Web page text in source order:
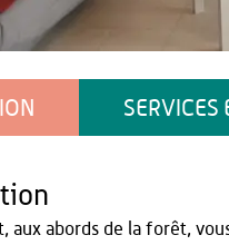
SERVICES
aux abords de la forêt,